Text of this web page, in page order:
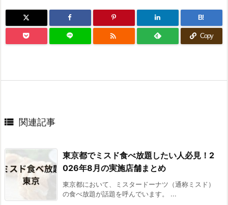
B!
 Copy
 関連記事
東京都でミスド食べ放題したい人必見！2
026年8月の実施店舗まとめ
東京都において、ミスタードーナツ（通称ミスド）
の食べ放題が話題を呼んでいます。 ...